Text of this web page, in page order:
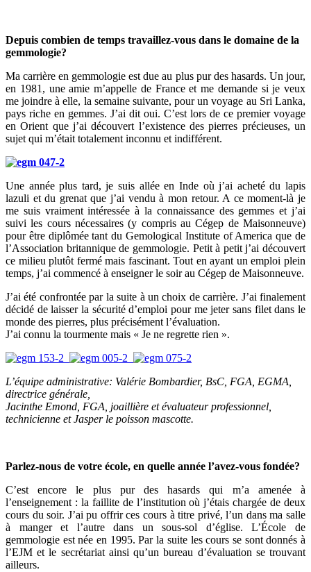
Depuis combien de temps travaillez-vous dans le domaine de la
gemmologie?
Ma carrière en gemmologie est due au plus pur des hasards. Un jour,
en 1981, une amie m’appelle de France et me demande si je veux
me joindre à elle, la semaine suivante, pour un voyage au Sri Lanka,
pays riche en gemmes. J’ai dit oui. C’est lors de ce premier voyage
en Orient que j’ai découvert l’existence des pierres précieuses, un
sujet qui m’était totalement inconnu et indifférent.
Une année plus tard, je suis allée en Inde où j’ai acheté du lapis
lazuli et du grenat que j’ai vendu à mon retour. A ce moment-là je
me suis vraiment intéressée à la connaissance des gemmes et j’ai
suivi les cours nécessaires (y compris au Cégep de Maisonneuve)
pour être diplômée tant du Gemological Institute of America que de
l’Association britannique de gemmologie. Petit à petit j’ai découvert
ce milieu plutôt fermé mais fascinant. Tout en ayant un emploi plein
temps, j’ai commencé à enseigner le soir au Cégep de Maisonneuve.
J’ai été confrontée par la suite à un choix de carrière. J’ai finalement
décidé de laisser la sécurité d’emploi pour me jeter sans filet dans le
monde des pierres, plus précisément l’évaluation.
J’ai connu la tourmente mais « Je ne regrette rien ».
L’équipe administrative: Valérie Bombardier, BsC, FGA, EGMA,
directrice générale,
Jacinthe Emond, FGA, joaillière et évaluateur professionnel,
technicienne et Jasper le poisson mascotte.
Parlez-nous de votre école, en quelle année l’avez-vous fondée?
C’est encore le plus pur des hasards qui m’a amenée à
l’enseignement : la faillite de l’institution où j’étais chargée de deux
cours du soir. J’ai pu offrir ces cours à titre privé, l’un dans ma salle
à manger et l’autre dans un sous-sol d’église. L’École de
gemmologie est née en 1995. Par la suite les cours se sont donnés à
l’EJM et le secrétariat ainsi qu’un bureau d’évaluation se trouvant
ailleurs.